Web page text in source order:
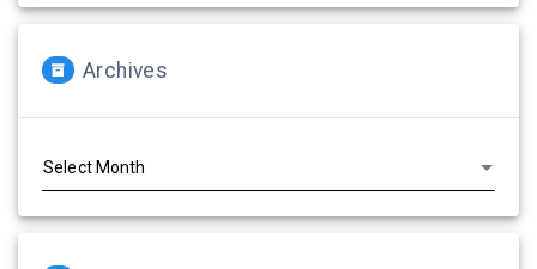
Archives